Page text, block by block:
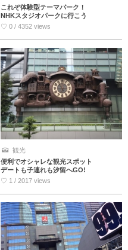
これぞ体験型テーマパーク！
NHKスタジオパークに行こう
♡ 0 / 4352 views
観光
便利でオシャレな観光スポット
デートも子連れも汐留へGO!
♡ 1 / 2017 views